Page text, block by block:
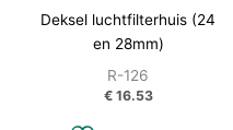
Deksel luchtfilterhuis (24
en 28mm)
R-126
€16.53